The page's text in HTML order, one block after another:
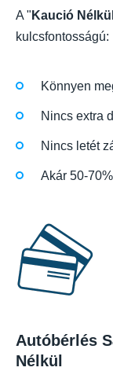
A " Kaució Nélkül
kulcsfontosságú:
Könnyen
Nincs extra
Nincs letét
Akár 50-
Autóbérlés
Nélkül